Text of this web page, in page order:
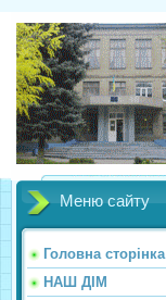
Меню сайту
Головна сторінка
НАШ ДІМ